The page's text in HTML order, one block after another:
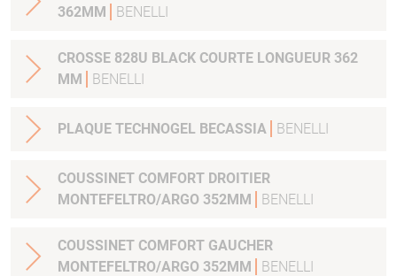
362MM
BENELLI
CROSSE 828U BLACK COURTE LONGUEUR 362
MM
BENELLI
PLAQUE TECHNOGEL BECASSIA BENELLI
COUSSINET COMFORT DROITIER
MONTEFELTRO/ARGO 352MM
BENELLI
COUSSINET COMFORT GAUCHER
MONTEFELTRO/ARGO 352MM
BENELLI